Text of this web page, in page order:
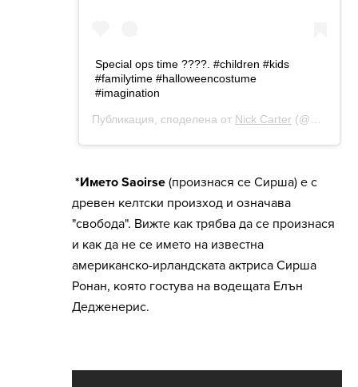
*Името Saoirse (произнася се Сирша) е с
древен келтски произход и означава
"свобода". Вижте как трябва да се произнася
и как да не се името на известна
американско-ирландската актриса Сирша
Ронан, която гостува на водещата Елън
Дедженерис.